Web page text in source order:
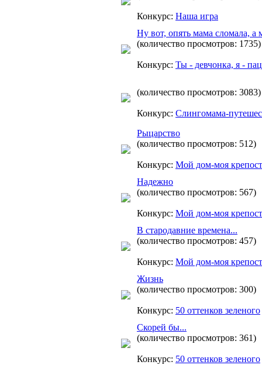
Конкурс: Наша игра
Ну вот, опять мама сломала, а
(количество просмотров: 1735)
Конкурс: Ты - девчонка, я -
(количество просмотров: 3083)
Конкурс: Слингомама-
Рыцарство
(количество просмотров: 512)
Конкурс: Мой дом-моя
Надежно
(количество просмотров: 567)
Конкурс: Мой дом-моя
В стародавние времена...
(количество просмотров: 457)
Конкурс: Мой дом-моя
Жизнь
(количество просмотров: 300)
Конкурс: 50 оттенков зеленого
Скорей бы...
(количество просмотров: 361)
Конкурс: 50 оттенков зеленого